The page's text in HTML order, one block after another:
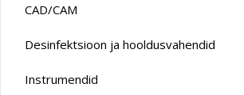
CAD/CAM
Desinfektsioon ja hooldusvahendid
Instrumendid